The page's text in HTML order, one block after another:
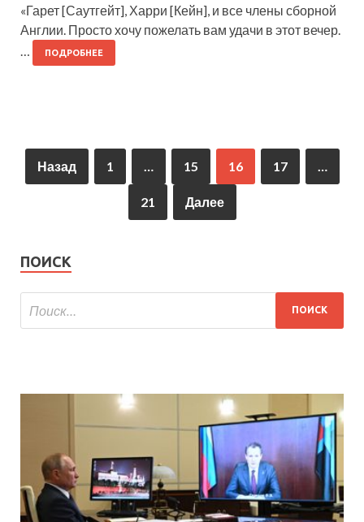
«Гарет [Саутгейт], Харри [Кейн], и все члены сборной
Англии. Просто хочу пожелать вам удачи в этот вечер.
ПОДРОБНЕЕ
Назад 1 15 16 17
21 Далее
ПОИСК